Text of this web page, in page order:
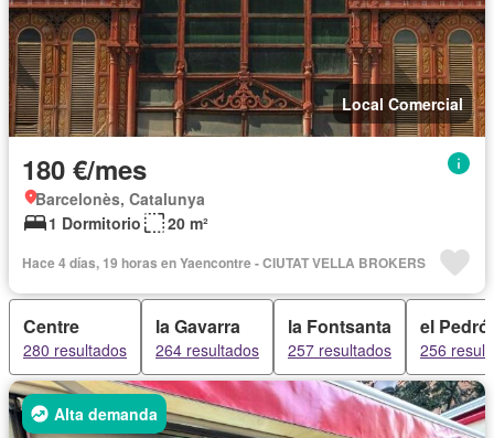
Local Comercial
180 €/mes
Barcelonès, Catalunya
1 Dormitorio
20 m²
Hace 4 días, 19 horas en Yaencontre - CIUTAT VELLA BROKERS
Centre
280 resultados
la Gavarra
264 resultados
la Fontsanta
257 resultados
el Pedró
256
Alta demanda